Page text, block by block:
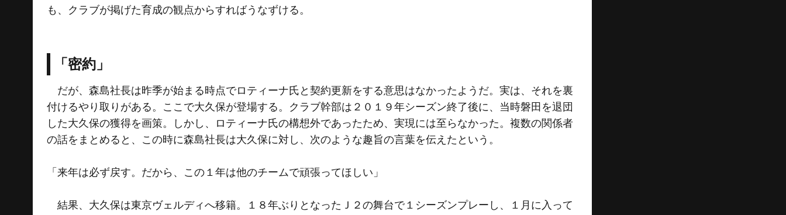
も、クラブが掲げた育成の観点からすればうなずける。
「密約」
だが、森島社長は昨季が始まる時点でロティーナ氏と契約更新をする意思はなかったようだ。実は、それを裏
付けるやり取りがある。ここで大久保が登場する。クラブ幹部は２０１９年シーズン終了後に、当時磐田を退団
した大久保の獲得を画策。しかし、ロティーナ氏の構想外であったため、実現には至らなかった。複数の関係者
の話をまとめると、この時に森島社長は大久保に対し、次のような趣旨の言葉を伝えたという。
「来年は必ず戻す。だから、この１年は他のチームで頑張ってほしい」
結果、大久保は東京ヴェルディへ移籍。１８年ぶりとなったＪ２の舞台で１シーズンプレーし、１月に入って